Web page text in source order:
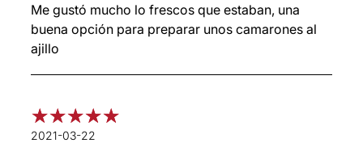
Me gustó mucho lo frescos que estaban, una
buena opción para preparar unos camarones al
ajillo
2021-03-22